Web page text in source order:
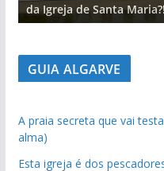
da Igreja de Santa
GUIA ALGARVE
A praia secreta que vai
alma)
Esta igreja é dos